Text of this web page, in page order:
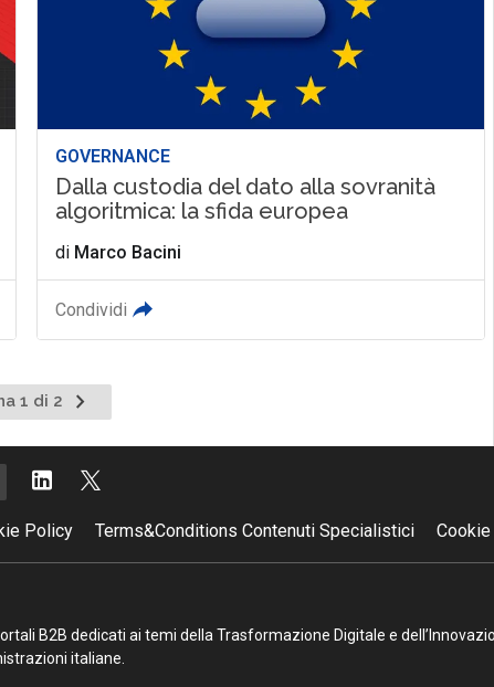
GOVERNANCE
Dalla custodia del dato alla sovranità
algoritmica: la sfida europea
di Marco Bacini
Condividi
1 di 2
Pagina
successiva
Policy Terms&Conditions Contenuti Specialistici
B2B dedicati ai temi della Trasformazione Digitale e
italiane.